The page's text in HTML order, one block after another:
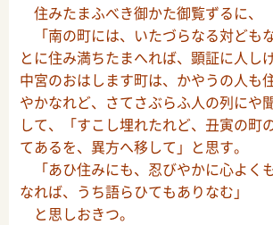
住みたまふべき御かた御覧ずるに、
「南の町には、いたづらなる対ども
とに住み満ちたまへれば、顕証に人し
中宮のおはします町は、かやうの人も
やかなれど、さてさぶらふ人の列にや
して、「すこし埋れたれど、丑寅の町
てあるを、異方へ移して」と思す。
「あひ住みにも、忍びやかに心よく
なれば、うち語らひてもありなむ」
と思しおきつ。